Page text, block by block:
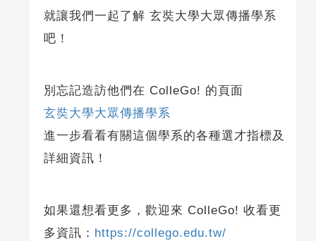
就讓我們一起了解 玄奘大學大眾傳播學系
吧！
別忘記造訪他們在 ColleGo! 的頁面
玄奘大學大眾傳播學系
進一步看看有關這個學系的各種選才指標及
詳細資訊！
如果還想看更多，歡迎來 ColleGo! 收看更
多資訊： https://collego.edu.tw/